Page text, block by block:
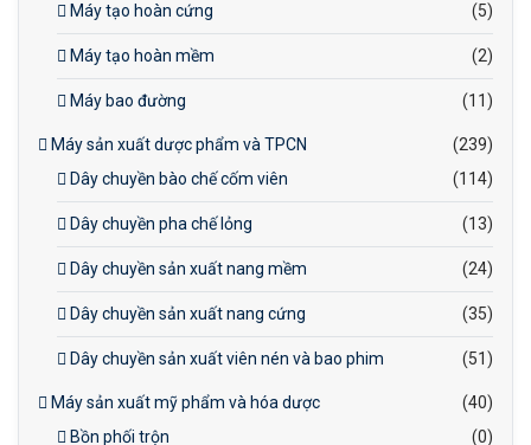
Máy tạo hoàn cứng (5)
Máy tạo hoàn mềm (2)
Máy bao đường (11)
Máy sản xuất dược phẩm và TPCN
(239)
Dây chuyền bào chế cốm viên
(114)
Dây chuyền pha chế lỏng (13)
Dây chuyền sản xuất nang mềm (24)
Dây chuyền sản xuất nang cứng (35)
Dây chuyền sản xuất viên nén và bao phim (51)
Máy sản xuất mỹ phẩm và hóa dược
(40)
Bồn phối trộn
(0)